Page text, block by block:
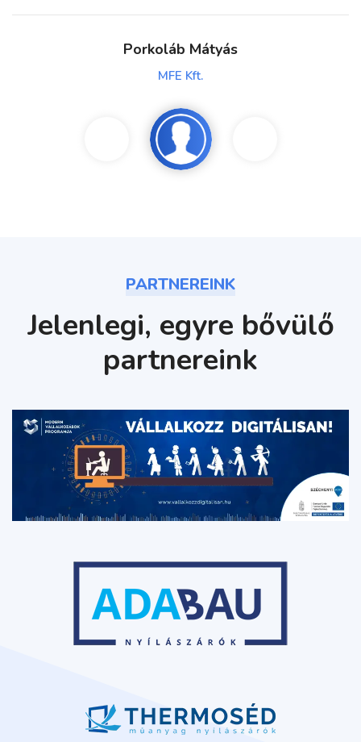
Porkoláb Mátyás
MFE Kft.
PARTNEREINK
Jelenlegi, egyre bővülő
partnereink